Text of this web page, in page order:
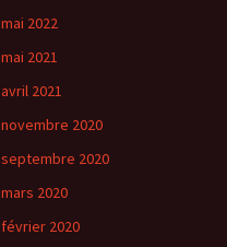
mai 2022
mai 2021
avril 2021
novembre 2020
septembre 2020
mars 2020
février 2020